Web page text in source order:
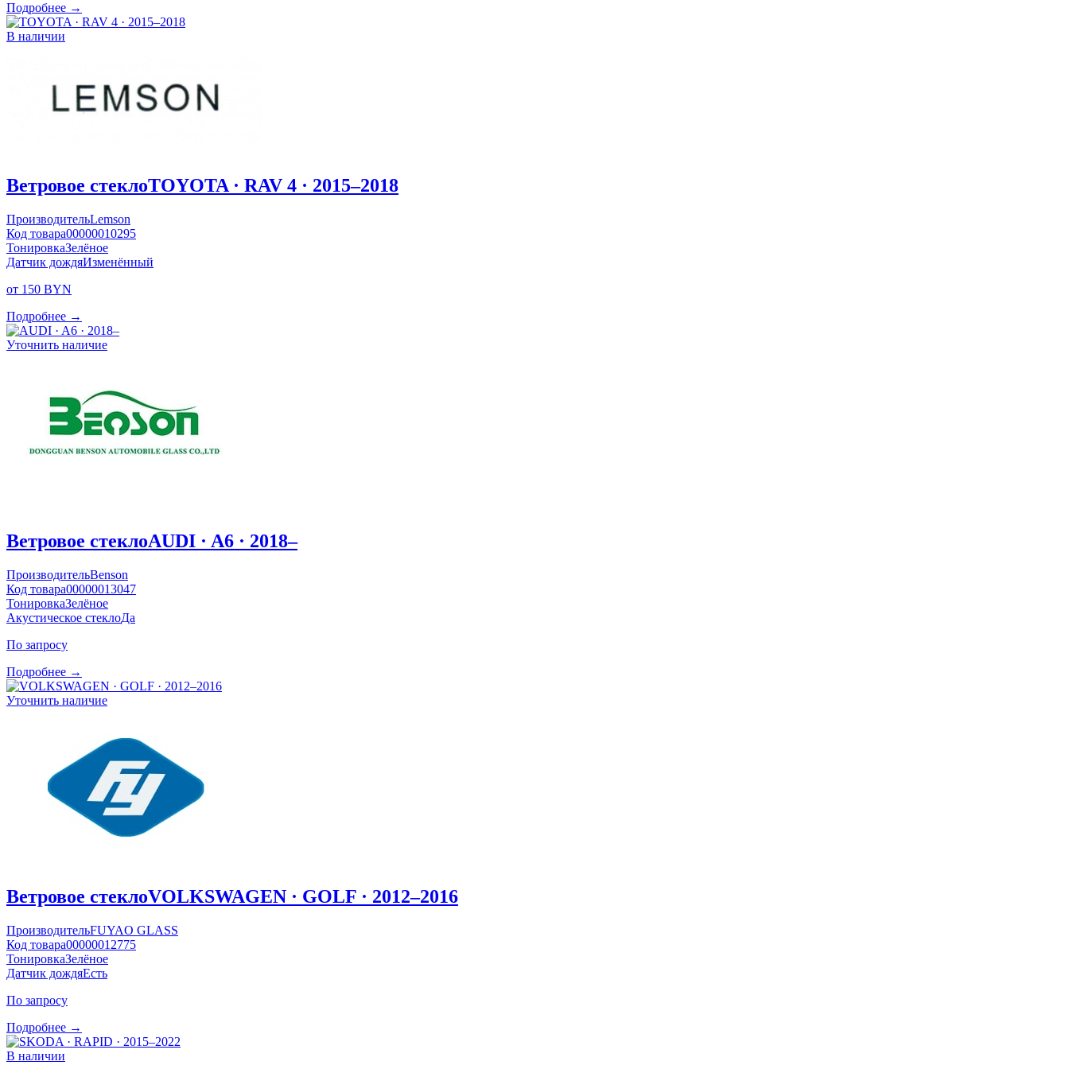
Подробнее →
В наличии
Ветровое стеклоTOYOTA · RAV 4 · 2015–2018
ПроизводительLemson
Код товара00000010295
ТонировкаЗелёное
Датчик дождяИзменённый
от 150 BYN
Подробнее →
Уточнить наличие
Ветровое стеклоAUDI · A6 · 2018–
ПроизводительBenson
Код товара00000013047
ТонировкаЗелёное
Акустическое стеклоДа
По запросу
Подробнее →
Уточнить наличие
Ветровое стеклоVOLKSWAGEN · GOLF · 2012–2016
ПроизводительFUYAO GLASS
Код товара00000012775
ТонировкаЗелёное
Датчик дождяЕсть
По запросу
Подробнее →
В наличии